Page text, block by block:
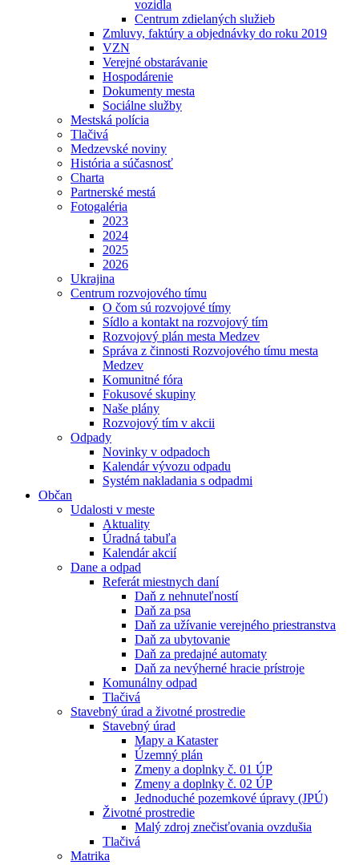
vozidla
Centrum zdielaných služieb
Zmluvy, faktúry a objednávky do roku 2019
VZN
Verejné obstarávanie
Hospodárenie
Dokumenty mesta
Sociálne služby
Mestská polícia
Tlačivá
Medzevské noviny
História a súčasnosť
Charta
Partnerské mestá
Fotogaléria
2023
2024
2025
2026
Ukrajina
Centrum rozvojového tímu
O čom sú rozvojové tímy
Sídlo a kontakt na rozvojový tím
Rozvojový plán mesta Medzev
Správa z činnosti Rozvojového tímu mesta
Medzev
Komunitné fóra
Fokusové skupiny
Naše plány
Rozvojový tím v akcii
Odpady
Novinky v odpadoch
Kalendár vývozu odpadu
Systém nakladania s odpadmi
Občan
Udalosti v meste
Aktuality
Úradná tabuľa
Kalendár akcií
Dane a odpad
Referát miestnych daní
Daň z nehnuteľností
Daň za psa
Daň za užívanie verejného priestranstva
Daň za ubytovanie
Daň za predajné automaty
Daň za nevýherné hracie prístroje
Komunálny odpad
Tlačivá
Stavebný úrad a životné prostredie
Stavebný úrad
Mapy a Kataster
Územný plán
Zmeny a doplnky č. 01 ÚP
Zmeny a doplnky č. 02 ÚP
Jednoduché pozemkové úpravy (JPÚ)
Životné prostredie
Malý zdroj znečisťovania ovzdušia
Tlačivá
Matrika